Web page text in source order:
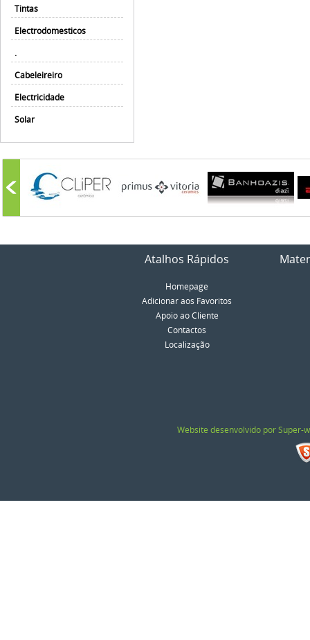
Tintas
Electrodomesticos
.
Cabeleireiro
Electricidade
Solar
Atalhos Rápidos
Homepage
Adicionar aos Favoritos
Apoio ao Cliente
Contactos
Localização
Website desenvolvido por Super-